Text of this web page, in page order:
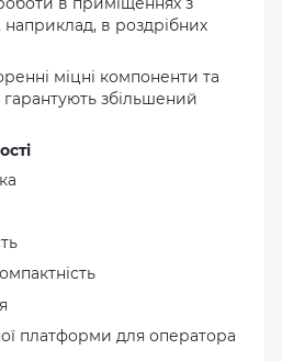
в роздрібних
міцні компоненти та
гарантують збільшений
платформи для оператора